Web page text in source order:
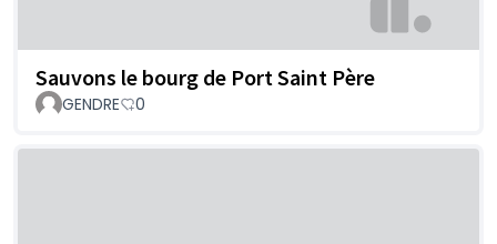
Sauvons le bourg de Port Saint Père
GENDRE 0